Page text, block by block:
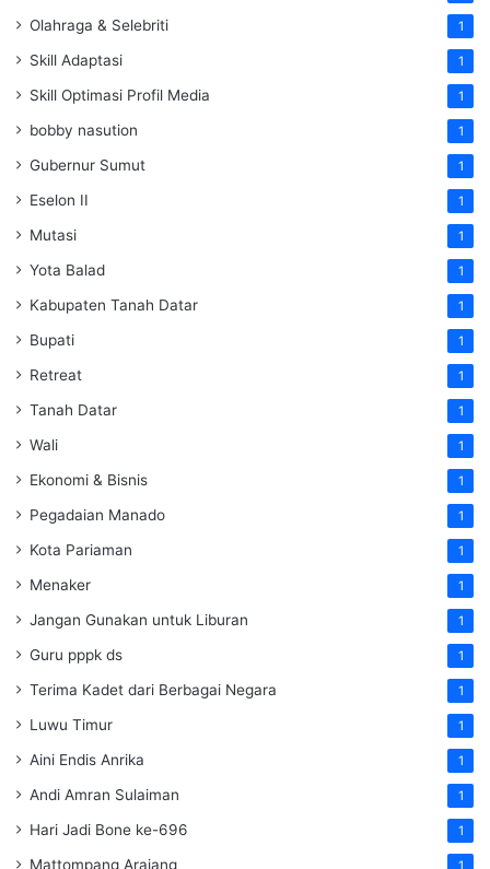
Olahraga & Selebriti 1
Skill Adaptasi 1
Skill Optimasi Profil Media 1
bobby nasution 1
Gubernur Sumut 1
Eselon II 1
Mutasi 1
Yota Balad 1
Kabupaten Tanah Datar 1
Bupati 1
Retreat 1
Tanah Datar 1
Wali 1
Ekonomi & Bisnis 1
Pegadaian Manado 1
Kota Pariaman 1
Menaker 1
Jangan Gunakan untuk Liburan 1
Guru pppk ds 1
Terima Kadet dari Berbagai Negara 1
Luwu Timur 1
Aini Endis Anrika 1
Andi Amran Sulaiman 1
Hari Jadi Bone ke-696 1
Mattompang Arajang 1